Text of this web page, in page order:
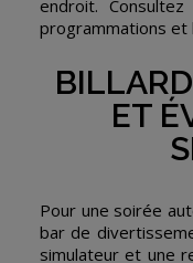
endroit.
programmations et
ET
Pour une soirée
bar de
simulateur et une